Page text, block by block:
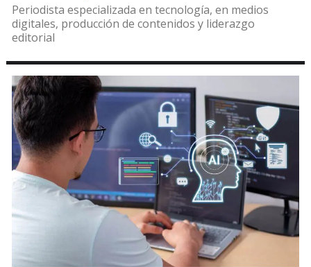
Periodista especializada en tecnología, en medios
digitales, producción de contenidos y liderazgo
editorial